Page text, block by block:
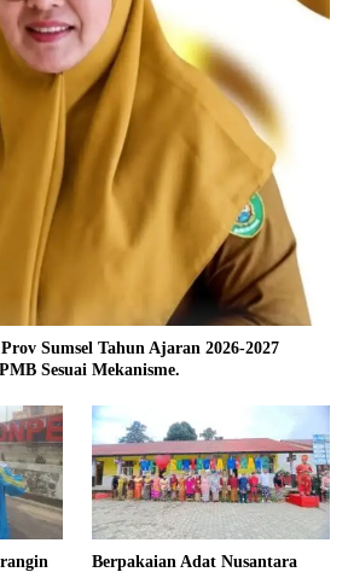
Sumsel Tahun Ajaran 2026-2027
Melaksanakan SPMB Sesuai Mekanisme.
Berpakaian Adat Nusantara